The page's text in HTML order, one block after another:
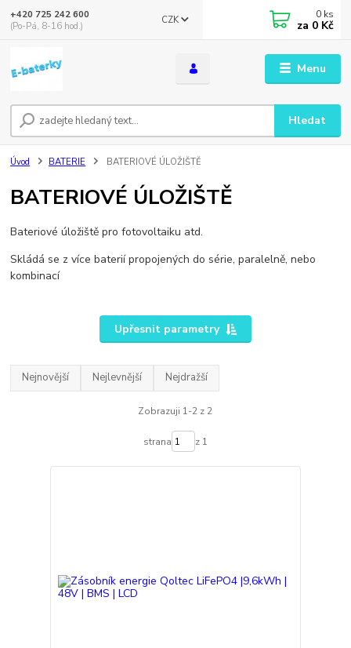
Menu
CZK
Hledat
+420 725 242 600
(Po-Pá, 8-16 hod.)
0 ks
za 0 Kč
Úvod BATERIE BATERIOVÉ ÚLOŽIŠTĚ
BATERIOVÉ ÚLOŽIŠTĚ
Bateriové úložiště pro fotovoltaiku atd.
Skládá se z více baterií propojených do série, paralelně, nebo
kombinací
Upřesnit parametry
Nejnovější Nejlevnější Nejdražší
Zobrazuji 1-2 z 2
strana z 1